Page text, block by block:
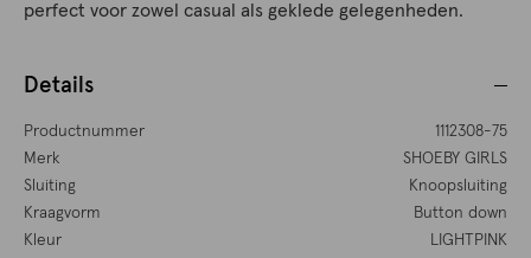
perfect voor zowel casual als geklede gelegenheden.
Details
Productnummer
1112308-75
Merk
SHOEBY GIRLS
Sluiting
Knoopsluiting
Kraagvorm
Button down
Kleur
LIGHTPINK